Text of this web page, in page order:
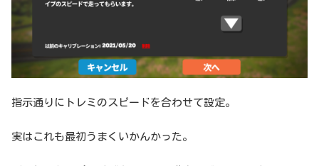
指示通りにトレミのスピードを合わせて設定。
実はこれも最初うまくいかんかった。